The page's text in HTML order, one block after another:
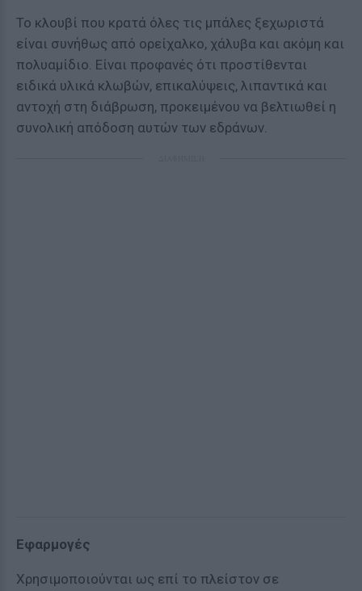
Το κλουβί που κρατά όλες τις μπάλες ξεχωριστά
είναι συνήθως από ορείχαλκο, χάλυβα και ακόμη και
πολυαμίδιο. Είναι προφανές ότι προστίθενται
ειδικά υλικά κλωβών, επικαλύψεις, λιπαντικά και
αντοχή στη διάβρωση, προκειμένου να βελτιωθεί η
συνολική απόδοση αυτών των εδράνων.
Εφαρμογές
Χρησιμοποιούνται ως επί το πλείστον σε